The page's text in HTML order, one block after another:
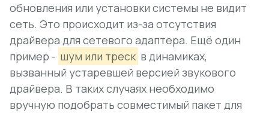
обновления или установки системы не видит
сеть. Это происходит из-за отсутствия
драйвера для сетевого адаптера. Ещё один
пример - шум или треск в динамиках,
вызванный устаревшей версией звукового
драйвера. В таких случаях необходимо
вручную подобрать совместимый пакет для